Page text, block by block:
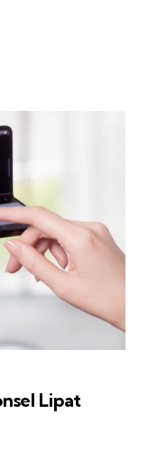
Lipat